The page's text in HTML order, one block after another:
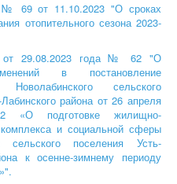
№ 69 от 11.10.2023 "О сроках
отопительного сезона 2023-
от 29.08.2023 года № 62 "О
в постановление
Новолабинского сельского
района от 26 апреля
подготовке жилищно-
и социальной сферы
сельского поселения Усть-
к осенне-зимнему периоду